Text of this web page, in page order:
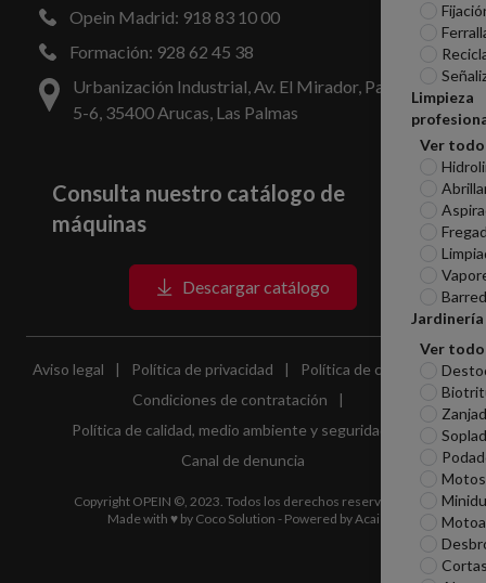
Limpieza
Ver todo
Jardinería
Ver todo
Opein Madrid: 918 83 10 00
Formación: 928 62 45 38
Urbanización Industrial, Av. El Mirador, Parcelas
5-6, 35400 Arucas, Las Palmas
Consulta nuestro catálogo de
máquinas
Descargar catálogo
Aviso legal | Política de privacidad | Política de cookies
|
Condiciones de contratación
|
Política de calidad, medio ambiente y seguridad
Canal de denuncia
Copyright OPEIN ©, 2023. Todos los derechos reservados.
Made with ♥ by Coco Solution - Powered byAcai